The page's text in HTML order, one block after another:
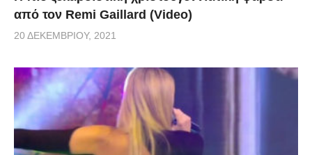
από τον Remi Gaillard (Video)
20 ΔΕΚΕΜΒΡΊΟΥ, 2021